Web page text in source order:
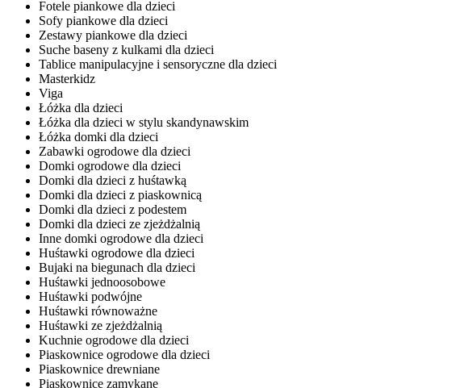
Fotele piankowe dla dzieci
Sofy piankowe dla dzieci
Zestawy piankowe dla dzieci
Suche baseny z kulkami dla dzieci
Tablice manipulacyjne i sensoryczne dla dzieci
Masterkidz
Viga
Łóżka dla dzieci
Łóżka dla dzieci w stylu skandynawskim
Łóżka domki dla dzieci
Zabawki ogrodowe dla dzieci
Domki ogrodowe dla dzieci
Domki dla dzieci z huśtawką
Domki dla dzieci z piaskownicą
Domki dla dzieci z podestem
Domki dla dzieci ze zjeżdżalnią
Inne domki ogrodowe dla dzieci
Huśtawki ogrodowe dla dzieci
Bujaki na biegunach dla dzieci
Huśtawki jednoosobowe
Huśtawki podwójne
Huśtawki równoważne
Huśtawki ze zjeżdżalnią
Kuchnie ogrodowe dla dzieci
Piaskownice ogrodowe dla dzieci
Piaskownice drewniane
Piaskownice zamykane